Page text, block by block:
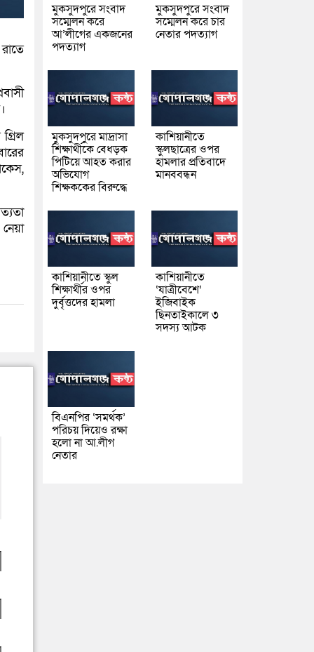
মুকসুদপুরে সংবাদ
সম্মেলন করে
আ’লীগের একজনের
পদত্যাগ
মুকসুদপুরে সংবাদ
সম্মেলন করে চার
নেতার পদত্যাগ
মুকসুদপুরে মাদ্রাসা
শিক্ষার্থীকে বেধড়ক
পিটিয়ে আহত করার
অভিযোগ
শিক্ষককের বিরুদ্ধে
কাশিয়ানীতে
স্কুলছাত্রের ওপর
হামলার প্রতিবাদে
মানববন্ধন
কাশিয়ানীতে স্কুল
শিক্ষার্থীর ওপর
দুর্বৃত্তদের হামলা
কাশিয়ানীতে
‘যাত্রীবেশে’
ইজিবাইক
ছিনতাইকালে ৩
সদস্য আটক
বিএনপির ‘সমর্থক’
পরিচয় দিয়েও রক্ষা
হলো না আ.লীগ
নেতার